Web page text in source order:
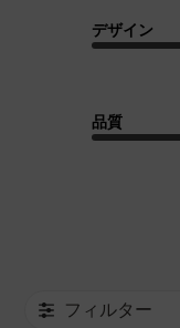
デザイン
品質
フィルター